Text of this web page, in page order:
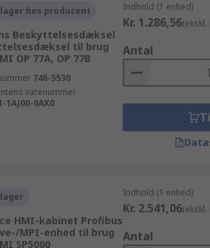
lager hos producent
Beskyttelsesdæksel
til brug
OP 77A, OP 77B
746-5530
varenummer
1AJ00-0AX0
Indhold (1 enhed)
Kr. 1.286,56(ekskl.
Antal
HMI-kabinet Profibus
MPI-enhed til brug
SP5000
Indhold (1 enhed)
Kr. 2.541,06(ekskl.
Antal